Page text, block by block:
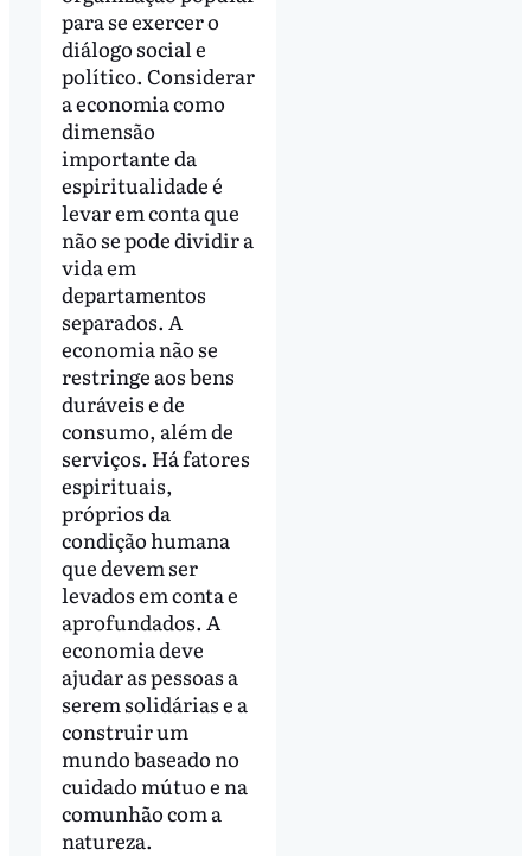
para se exercer o
diálogo social e
político. Considerar
a economia como
dimensão
importante da
espiritualidade é
levar em conta que
não se pode dividir a
vida em
departamentos
separados. A
economia não se
restringe aos bens
duráveis e de
consumo, além de
serviços. Há fatores
espirituais,
próprios da
condição humana
que devem ser
levados em conta e
aprofundados. A
economia deve
ajudar as pessoas a
serem solidárias e a
construir um
mundo baseado no
cuidado mútuo e na
comunhão com a
natureza.